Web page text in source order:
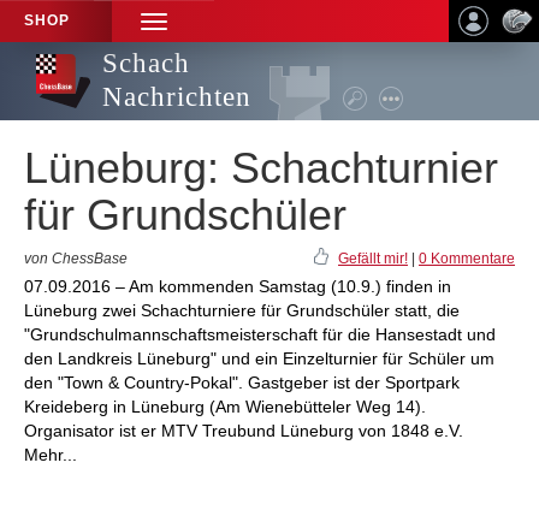
SHOP
TOGGLE
NAVIGATION
Schach
Nachrichten
Lüneburg: Schachturnier
für Grundschüler
von ChessBase Gefällt mir! 0 Kommentare
07.09.2016 – Am kommenden Samstag (10.9.) finden in
Lüneburg zwei Schachturniere für Grundschüler statt, die
"Grundschulmannschaftsmeisterschaft für die Hansestadt und
den Landkreis Lüneburg" und ein Einzelturnier für Schüler um
den "Town & Country-Pokal". Gastgeber ist der Sportpark
Kreideberg in Lüneburg (Am Wienebütteler Weg 14).
Organisator ist er MTV Treubund Lüneburg von 1848 e.V.
Mehr...